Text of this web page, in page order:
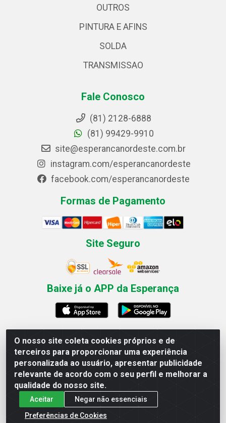
O nosso site coleta cookies próprios e de
terceiros para proporcionar uma experiência
personalizada ao usuário, apresentar publicidade
relevante de acordo com o seu perfil e melhorar a
qualidade do nosso site.
Aceitar
Negar não essenciais
Preferências de Cookies
OUTROS
PINTURA E AFINS
SOLDA
TRANSMISSAO
Fale Conosco
(81) 2128-6888
(81) 99429-9910
site@esperancanordeste.com.br
instagram.com/esperancanordeste
facebook.com/esperancanordeste
Formas de Pagamento
Site Seguro
Baixe já o APP da Esperança
Esperança Nordeste - Rua Professor Caldas Filho, 291 -
Estância - Recife / PE CEP: 50771-335 - CNPJ
03.666.136/0001-23